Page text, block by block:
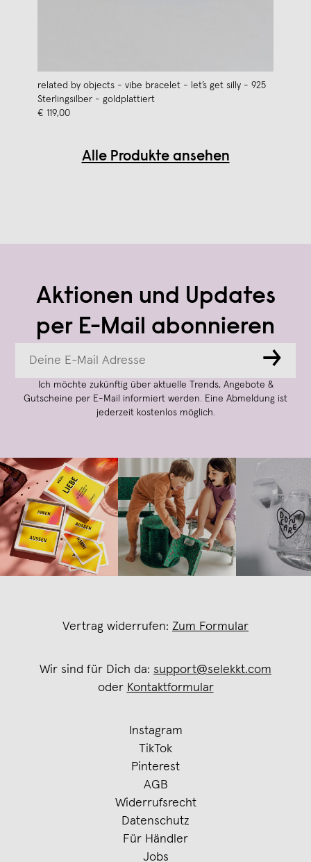
related by objects - vibe bracelet - let’s get silly - 925
Sterlingsilber - goldplattiert
€ 119,00
Alle Produkte ansehen
Aktionen und Updates
per E-Mail abonnieren
→
Ich möchte zukünftig über aktuelle Trends, Angebote &
Gutscheine per E-Mail informiert werden. Eine Abmeldung ist
jederzeit kostenlos möglich.
Vertrag widerrufen: Zum Formular
Wir sind für Dich da: support@selekkt.com
oder Kontaktformular
Instagram
TikTok
Pinterest
AGB
Widerrufsrecht
Datenschutz
Für Händler
Jobs